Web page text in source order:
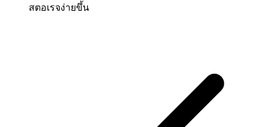
สตอเรจง่ายขึ้น